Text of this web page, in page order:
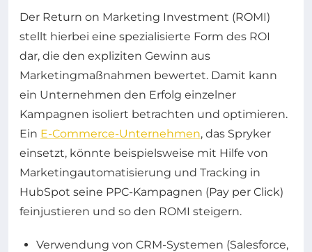
Der Return on Marketing Investment (ROMI)
stellt hierbei eine spezialisierte Form des ROI
dar, die den expliziten Gewinn aus
Marketingmaßnahmen bewertet. Damit kann
ein Unternehmen den Erfolg einzelner
Kampagnen isoliert betrachten und optimieren.
Ein E-Commerce-Unternehmen, das Spryker
einsetzt, könnte beispielsweise mit Hilfe von
Marketingautomatisierung und Tracking in
HubSpot seine PPC-Kampagnen (Pay per Click)
feinjustieren und so den ROMI steigern.
Verwendung von CRM-Systemen (Salesforce,